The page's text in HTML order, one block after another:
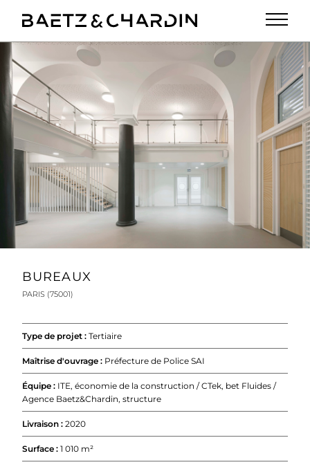
PROJETS
LOGEMENTS NEUFS
LOGEMENTS RÉHABILITÉS
EQUIPEMENTS
TERTIAIRE
AGENCE
CONTACT
BUREAUX
PARIS (75001)
Type de projet : Tertiaire
Maîtrise d'ouvrage : Préfecture de Police SAI
Équipe : ITE, économie de la construction / CTek, bet Fluides /
Agence Baetz&Chardin, structure
Livraison : 2020
Surface : 1 010 m²